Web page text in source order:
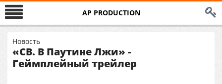
AP PRODUCTION
Новость
«СВ. В Паутине Лжи» -
Геймплейный трейлер